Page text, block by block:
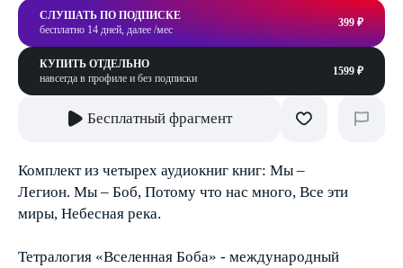
СЛУШАТЬ ПО ПОДПИСКЕ
бесплатно 14 дней, далее /мес
399 ₽
КУПИТЬ ОТДЕЛЬНО
навсегда в профиле и без подписки
1599 ₽
Бесплатный фрагмент
Комплект из четырех аудиокниг книг: Мы –
Легион. Мы – Боб, Потому что нас много, Все эти
миры, Небесная река.
Тетралогия «Вселенная Боба» - международный